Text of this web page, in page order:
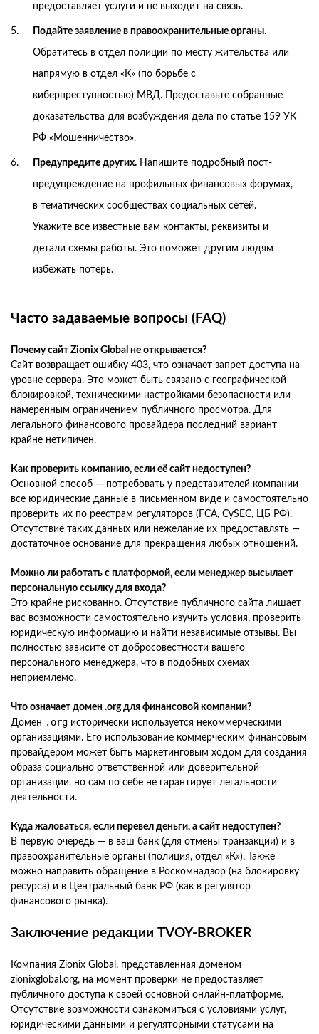
предоставляет услуги и не выходит на связь.
Подайте заявление в правоохранительные органы.
Обратитесь в отдел полиции по месту жительства или
напрямую в отдел «К» (по борьбе с
киберпреступностью) МВД. Предоставьте собранные
доказательства для возбуждения дела по статье 159 УК
РФ «Мошенничество».
Предупредите других. Напишите подробный пост-
предупреждение на профильных финансовых форумах,
в тематических сообществах социальных сетей.
Укажите все известные вам контакты, реквизиты и
детали схемы работы. Это поможет другим людям
избежать потерь.
Часто задаваемые вопросы (FAQ)
Почему сайт Zionix Global не открывается?
Сайт возвращает ошибку 403, что означает запрет доступа на
уровне сервера. Это может быть связано с географической
блокировкой, техническими настройками безопасности или
намеренным ограничением публичного просмотра. Для
легального финансового провайдера последний вариант
крайне нетипичен.
Как проверить компанию, если её сайт недоступен?
Основной способ — потребовать у представителей компании
все юридические данные в письменном виде и самостоятельно
проверить их по реестрам регуляторов (FCA, CySEC, ЦБ РФ).
Отсутствие таких данных или нежелание их предоставлять —
достаточное основание для прекращения любых отношений.
Можно ли работать с платформой, если менеджер высылает
персональную ссылку для входа?
Это крайне рискованно. Отсутствие публичного сайта лишает
вас возможности самостоятельно изучить условия, проверить
юридическую информацию и найти независимые отзывы. Вы
полностью зависите от добросовестности вашего
персонального менеджера, что в подобных схемах
неприемлемо.
Что означает домен .org для финансовой компании?
Домен .org исторически используется некоммерческими
организациями. Его использование коммерческим финансовым
провайдером может быть маркетинговым ходом для создания
образа социально ответственной или доверительной
организации, но сам по себе не гарантирует легальности
деятельности.
Куда жаловаться, если перевел деньги, а сайт недоступен?
В первую очередь — в ваш банк (для отмены транзакции) и в
правоохранительные органы (полиция, отдел «К»). Также
можно направить обращение в Роскомнадзор (на блокировку
ресурса) и в Центральный банк РФ (как в регулятор
финансового рынка).
Заключение редакции TVOY-BROKER
Компания Zionix Global, представленная доменом
zionixglobal.org, на момент проверки не предоставляет
публичного доступа к своей основной онлайн-платформе.
Отсутствие возможности ознакомиться с условиями услуг,
юридическими данными и регуляторными статусами на